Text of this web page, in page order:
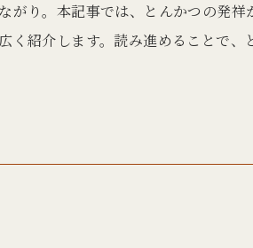
り。本記事では、とんかつの発
紹介します。読み進めることで